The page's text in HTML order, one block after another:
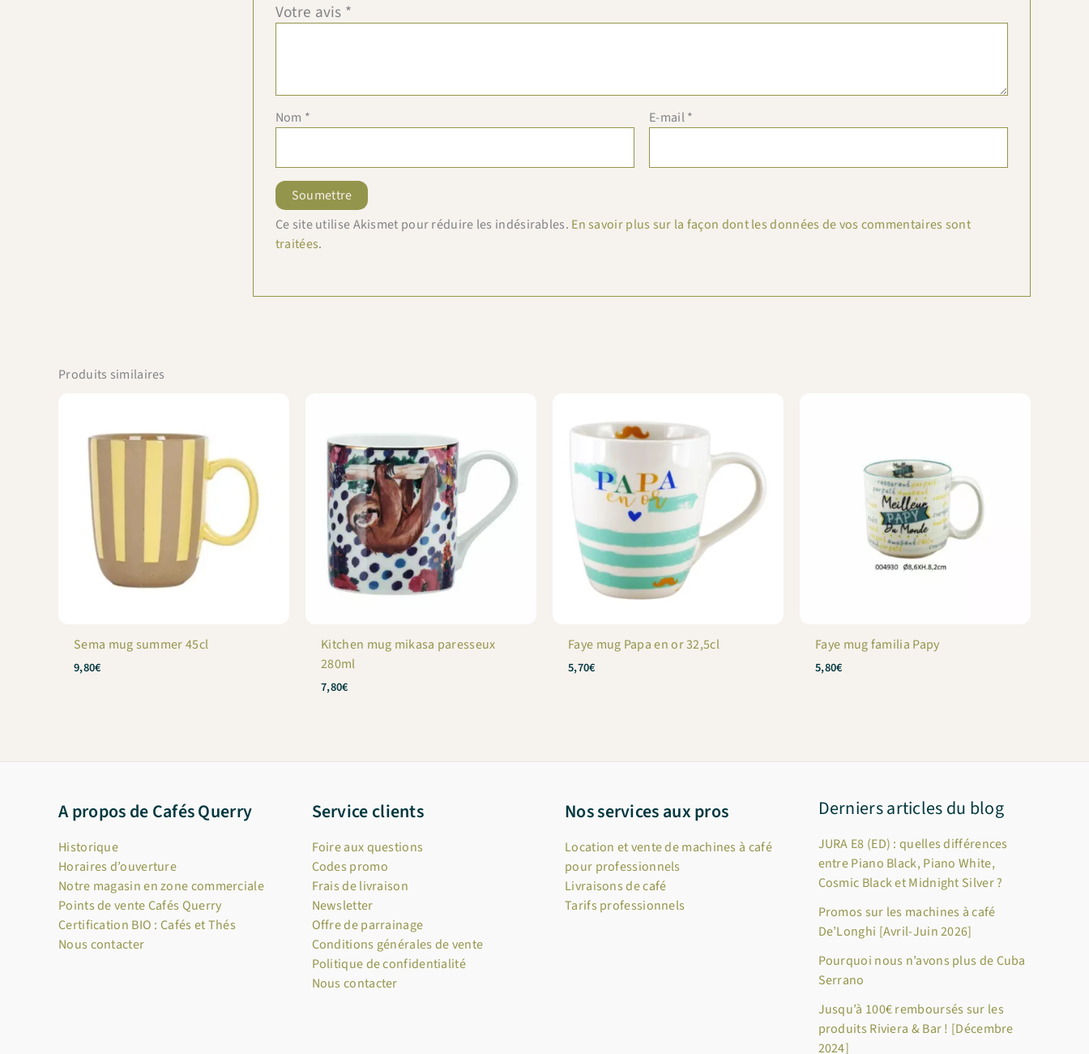
Votre avis *
Nom * E-mail*
Ce site utilise Akismet pour réduire les indésirables. En savoir plus sur la façon dont les données de vos commentaires sont
traitées.
Produits similaires
Sema mug summer 45cl
9,80€
Kitchen mug mikasa paresseux
280ml
7,80€
Faye mug Papa en or 32,5cl
5,70€
Faye mug familia Papy
5,80€
A propos de Cafés Querry
Historique
Horaires d’ouverture
Notre magasin en zone commerciale
Points de vente Cafés Querry
Certification BIO : Cafés et Thés
Nous contacter
Service clients
Foire aux questions
Codes promo
Frais de livraison
Newsletter
Offre de parrainage
Conditions générales de vente
Politique de confidentialité
Nous contacter
Nos services aux pros
Location et vente de machines à café
pour professionnels
Livraisons de café
Tarifs professionnels
Derniers articles du blog
JURA E8 (ED) : quelles différences
entre Piano Black, Piano White,
Cosmic Black et Midnight Silver ?
Promos sur les machines à café
De’Longhi [Avril-Juin 2026]
Pourquoi nous n’avons plus de Cuba
Serrano
Jusqu’à 100€ remboursés sur les
produits Riviera & Bar ! [Décembre
2024]